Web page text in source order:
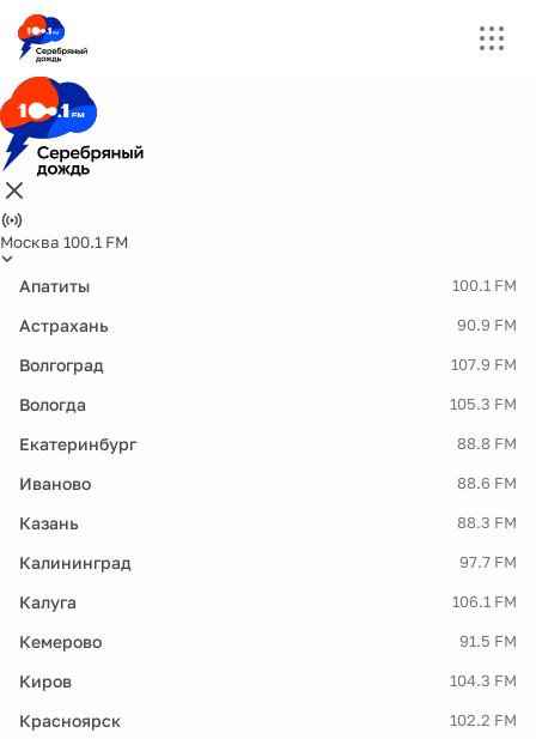
Москва 100.1 FM
Апатиты 100.1 FM
Астрахань 90.9 FM
Волгоград 107.9 FM
Вологда 105.3 FM
Екатеринбург 88.8 FM
Иваново 88.6 FM
Казань 88.3 FM
Калининград 97.7 FM
Калуга 106.1 FM
Кемерово 91.5 FM
Киров 104.3 FM
Красноярск 102.2 FM